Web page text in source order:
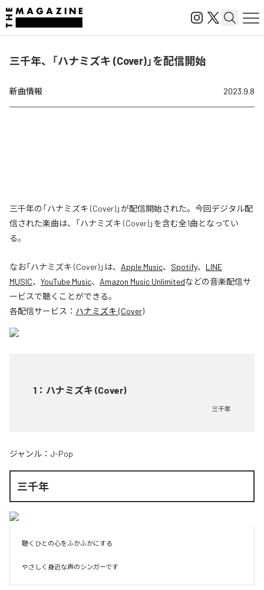
三千年、「ハナミズキ (Cover)」を配信開始
新曲情報 2023.9.8
三千年の「ハナミズキ (Cover)」が配信開始された。今回デジタル配
信された楽曲は、「ハナミズキ (Cover)」を含む全1曲となってい
る。
なお「ハナミズキ (Cover)」は、 Apple Music、 Spotify、 LINE
MUSIC、 YouTube Music、 Amazon Music Unlimitedなどの音楽配信サ
ービスで聴くことができる。
各配信サービス： ハナミズキ (Cover)
1 ： ハナミズキ (Cover)
三千年
ジャンル： J-Pop
三千年
聴くひとの心をふかふかにする
やさしく身近な声のシンガーです